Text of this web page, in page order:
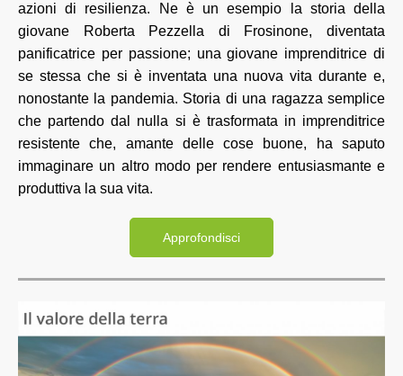
azioni di resilienza. Ne è un esempio la storia della
giovane Roberta Pezzella di Frosinone, diventata
panificatrice per passione; una giovane imprenditrice di
se stessa che si è inventata una nuova vita durante e,
nonostante la pandemia. Storia di una ragazza semplice
che partendo dal nulla si è trasformata in imprenditrice
resistente che, amante delle cose buone, ha saputo
immaginare un altro modo per rendere entusiasmante e
produttiva la sua vita.
Approfondisci